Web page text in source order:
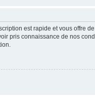
est rapide et vous
pris connaissance de nos